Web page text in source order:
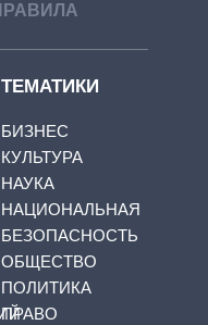
ТЕМАТИКИ
БИЗНЕС
КУЛЬТУРА
НАУКА
НАЦИОНАЛЬНАЯ
БЕЗОПАСНОСТЬ
ОБЩЕСТВО
ПОЛИТИКА
ПРАВО